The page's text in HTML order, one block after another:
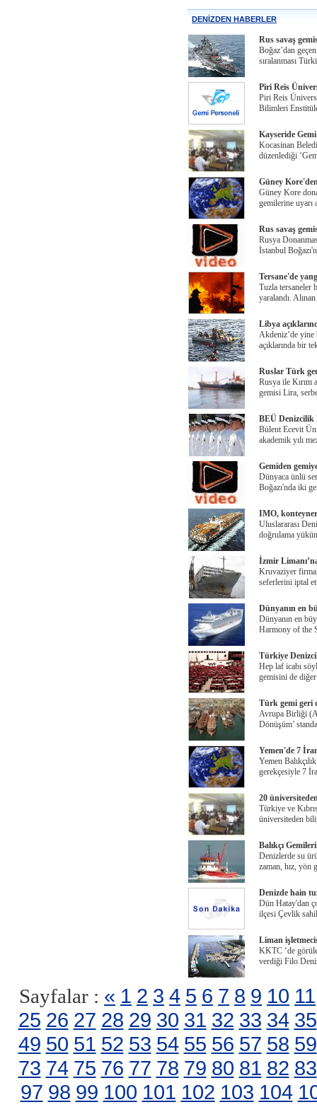
DENİZDEN HABERLER
Rus savaş
Boğaz’dan
sıralanması
Piri Reis
Piri Reis
Bilimleri
Kayseride Gemi
Kocasinan
düzenlediği
Güney
Güney Kore
gemilerine uyarı
Rus savaş
Rusya
İstanbul
Tersane'de
Tuzla tersaneler
yaralandı.
Libya
Akdeniz’de yine
açıklarında bir
Ruslar Türk
Rusya ile Kırım
gemisi Lira,
BEÜ Denizcilik
Bülent Ecevit
akademik yılı
Gemiden
Dünyaca ünlü
Boğazı'nda iki
IMO,
Uluslararası
doğrulama
İzmir
Kruvaziyer
seferlerini iptal
Dünyanın en
Dünyanın en
Harmony of the
Türkiye
Hep laf icabı
gemisini de
Türk gemi geri
Avrupa Birliği
Dönüşüm’
Yemen'de 7
Yemen
gerekçesiyle 7
20
Türkiye ve
üniversiteden
Balıkçı
Denizlerde su
zaman, hız,
Denizde hain
Dün Hatay'dan
ilçesi Çevlik
Liman
KKTC ‘de
verdiği Filo
Sayfalar : « 1 2 3 4 5 6 7 8 9 10 11
25 26 27 28 29 30 31 32 33 34 35
49 50 51 52 53 54 55 56 57 58 59
73 74 75 76 77 78 79 80 81 82 83
97 98 99 100 101 102 103 104